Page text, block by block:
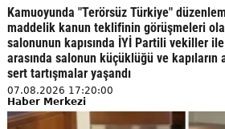
Kamuoyunda "Terörsüz Türkiye"
maddelik kanun teklifinin görüşmeleri
salonunun kapısında İYİ Partili vekiller
arasında salonun küçüklüğü ve kapıların
sert tartışmalar yaşandı
07.08.2026 17:20:00
Haber Merkezi